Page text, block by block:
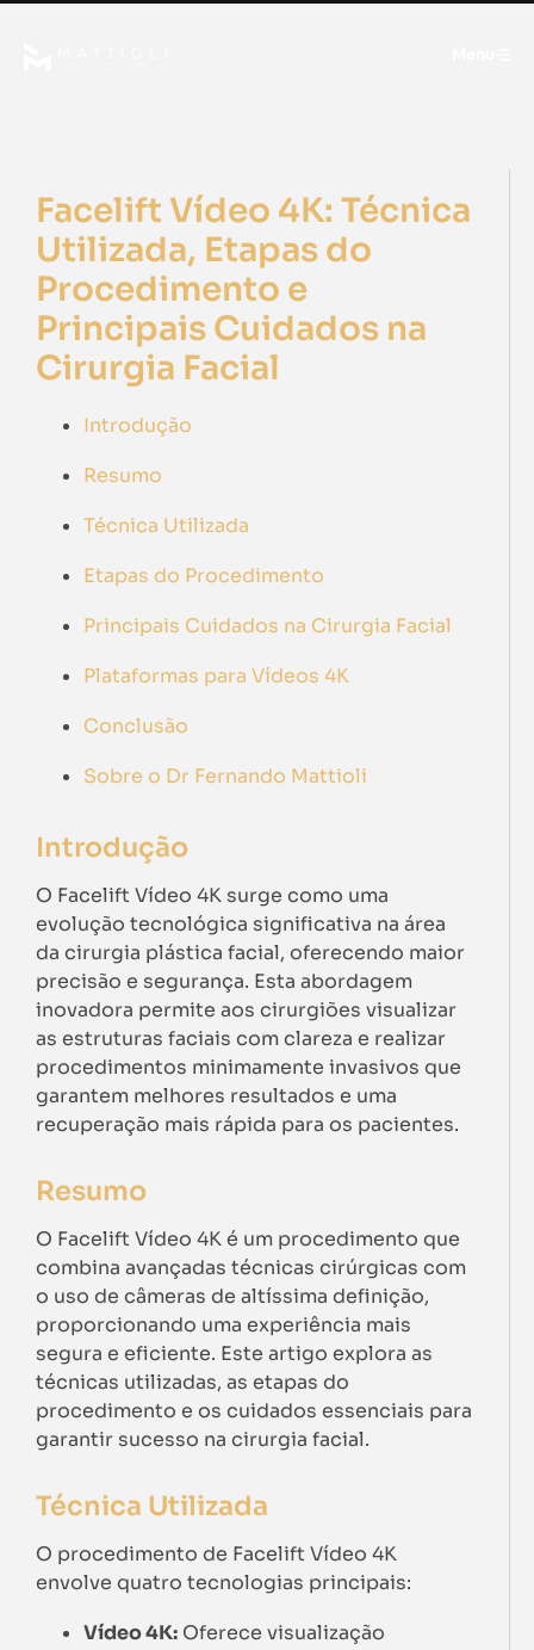
Facelift Vídeo 4K: Técnica
Utilizada, Etapas do
Procedimento e
Principais Cuidados na
Cirurgia Facial
Introdução
Resumo
Técnica Utilizada
Etapas do Procedimento
Principais Cuidados na Cirurgia Facial
Plataformas para Vídeos 4K
Conclusão
Sobre o Dr Fernando Mattioli
Introdução
O Facelift Vídeo 4K surge como uma
evolução tecnológica significativa na área
da cirurgia plástica facial, oferecendo maior
precisão e segurança. Esta abordagem
inovadora permite aos cirurgiões visualizar
as estruturas faciais com clareza e realizar
procedimentos minimamente invasivos que
garantem melhores resultados e uma
recuperação mais rápida para os pacientes.
Resumo
O Facelift Vídeo 4K é um procedimento que
combina avançadas técnicas cirúrgicas com
o uso de câmeras de altíssima definição,
proporcionando uma experiência mais
segura e eficiente. Este artigo explora as
técnicas utilizadas, as etapas do
procedimento e os cuidados essenciais para
garantir sucesso na cirurgia facial.
Técnica Utilizada
O procedimento de Facelift Vídeo 4K
envolve quatro tecnologias principais:
Vídeo 4K: Oferece visualização